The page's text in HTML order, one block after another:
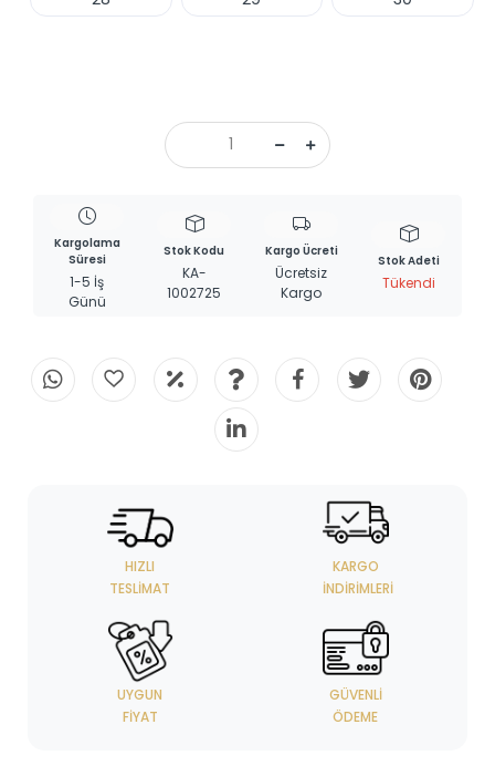
Kargolama
Süresi
1-5 İş
Günü
Stok Kodu
KA-
1002725
Kargo Ücreti
Ücretsiz
Kargo
Stok Adeti
Tükendi
HIZLI
TESLIMAT
KARGO
İNDIRIMLERI
UYGUN
FIYAT
GÜVENLI
ÖDEME